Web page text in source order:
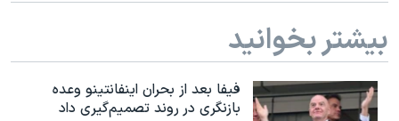
بیشتر بخوانید
فیفا بعد از بحران اینفانتینو وعده
بازنگری در روند تصمیم‌گیری داد